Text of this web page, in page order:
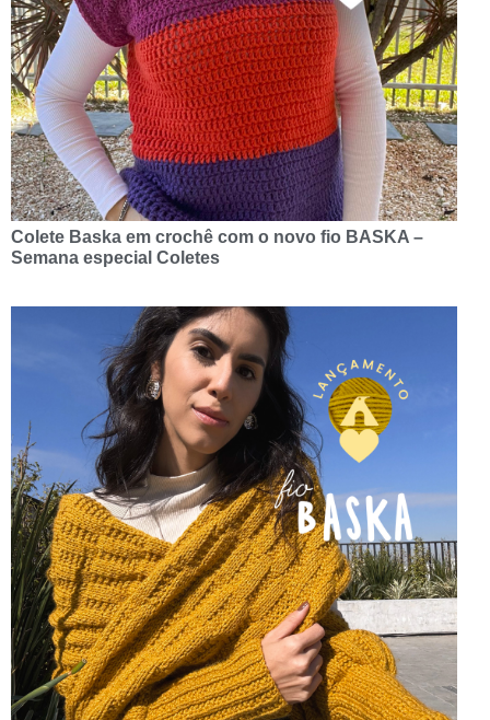
Colete Baska em crochê com o novo fio BASKA –
Semana especial Coletes